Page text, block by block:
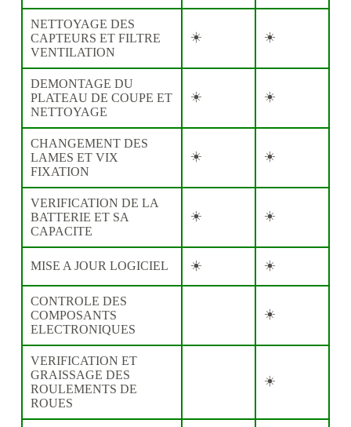
NETTOYAGE DES
CAPTEURS ET FILTRE
VENTILATION
☀️ ☀️
DEMONTAGE DU
PLATEAU DE COUPE ET
NETTOYAGE
☀️ ☀️
CHANGEMENT DES
LAMES ET VIX
FIXATION
☀️ ☀️
VERIFICATION DE LA
BATTERIE ET SA
CAPACITE
☀️ ☀️
MISE A JOUR LOGICIEL ☀️ ☀️
CONTROLE DES
COMPOSANTS
ELECTRONIQUES
☀️
VERIFICATION ET
GRAISSAGE DES
ROULEMENTS DE
ROUES
☀️